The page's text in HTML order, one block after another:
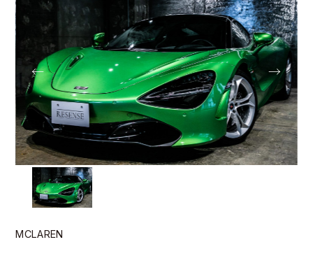
← →
MCLAREN